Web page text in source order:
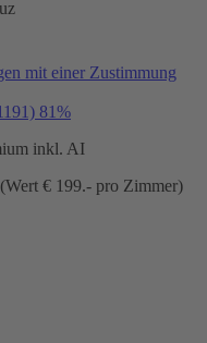
mit einer Zustimmung
81%
inkl. AI
€ 199.- pro Zimmer)